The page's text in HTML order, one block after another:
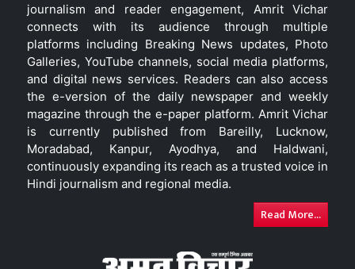
journalism and reader engagement, Amrit Vichar
connects with its audience through multiple
platforms including Breaking News updates, Photo
Galleries, YouTube channels, social media platforms,
and digital news services. Readers can also access
the e-version of the daily newspaper and weekly
magazine through the e-paper platform. Amrit Vichar
is currently published from Bareilly, Lucknow,
Moradabad, Kanpur, Ayodhya, and Haldwani,
continuously expanding its reach as a trusted voice in
Hindi journalism and regional media.
Read More...